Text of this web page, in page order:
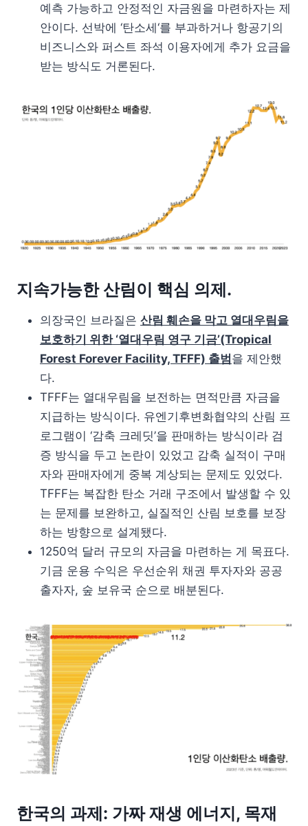
예측 가능하고 안정적인 자금원을 마련하자는 제
안이다. 선박에 ‘탄소세‘를 부과하거나 항공기의
비즈니스와 퍼스트 좌석 이용자에게 추가 요금을
받는 방식도 거론된다.
지속가능한 산림이 핵심 의제.
의장국인 브라질은 산림 훼손을 막고 열대우림을
보호하기 위한 ‘열대우림 영구 기금’(Tropical
Forest Forever Facility, TFFF) 출범을 제안했
다.
TFFF는 열대우림을 보전하는 면적만큼 자금을
지급하는 방식이다. 유엔기후변화협약의 산림 프
로그램이 ‘감축 크레딧’을 판매하는 방식이라 검
증 방식을 두고 논란이 있었고 감축 실적이 구매
자와 판매자에게 중복 계상되는 문제도 있었다.
TFFF는 복잡한 탄소 거래 구조에서 발생할 수 있
는 문제를 보완하고, 실질적인 산림 보호를 보장
하는 방향으로 설계됐다.
1250억 달러 규모의 자금을 마련하는 게 목표다.
기금 운용 수익은 우선순위 채권 투자자와 공공
출자자, 숲 보유국 순으로 배분된다.
한국의 과제: 가짜 재생 에너지, 목재